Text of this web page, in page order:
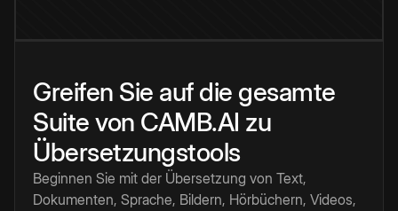
Greifen Sie auf die gesamte
Suite von CAMB.AI zu
Übersetzungstools
Beginnen Sie mit der Übersetzung von Text,
Dokumenten, Sprache, Bildern, Hörbüchern, Videos,